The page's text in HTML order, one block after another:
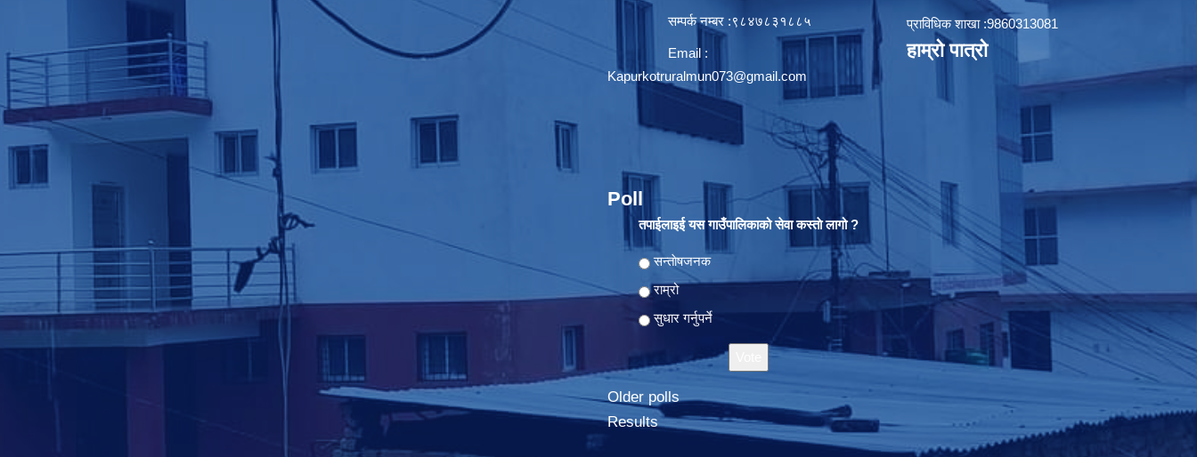
सम्पर्क नम्बर :९८४७८३१८८५
Email :
Kapurkotruralmun073@gmail.com
Poll
तपाईलाइई यस गाउँपालिकाको सेवा कस्ताे लागो ?
Choices
सन्ताेषजनक
राम्रो
सुधार गर्नुपर्ने
Older polls
Results
प्राविधिक शाखा :9860313081
हाम्रो पात्रो